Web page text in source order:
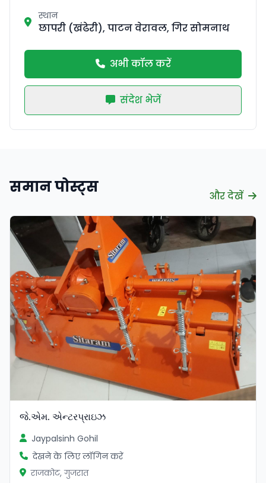
स्थान
छापरी (खंढेरी), पाटन वेरावल, गिर सोमनाथ
अभी कॉल करें
संदेश भेजें
समान पोस्ट्स और देखें
सत्यापित
જે.એમ. એન્ટરપ્રાઇઝ
Jaypalsinh Gohil
देखने के लिए लॉगिन करें
राजकोट, गुजरात